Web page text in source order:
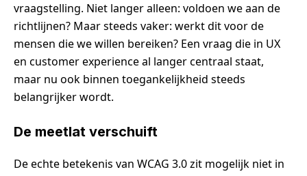
vraagstelling. Niet langer alleen: voldoen we aan de
richtlijnen? Maar steeds vaker: werkt dit voor de
mensen die we willen bereiken? Een vraag die in UX
en customer experience al langer centraal staat,
maar nu ook binnen toegankelijkheid steeds
belangrijker wordt.
De meetlat verschuift
De echte betekenis van WCAG 3.0 zit mogelijk niet in